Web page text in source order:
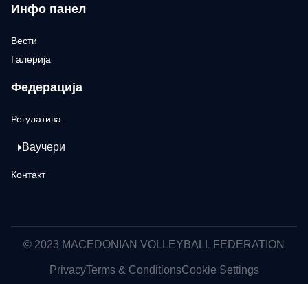
Инфо панел
Вести
Галерија
Федерација
Регулатива
Ваучери
Контакт
© 2023 MACEDONIAN VOLLEYBALL FEDERATION
PrivacyTerms & ConditionsCookie Settings